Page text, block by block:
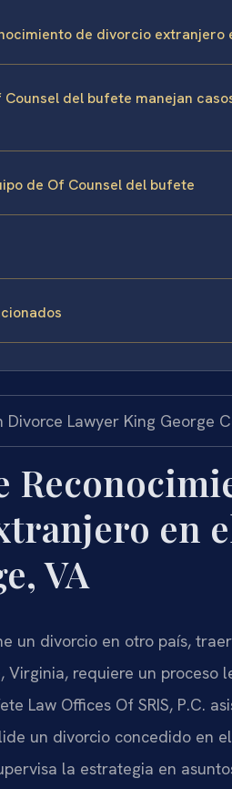
de divorcio extranjero
Counsel del bufete manejan
de Of Counsel del bufete
en
VA
un divorcio en otro país,
Virginia, requiere un proceso
Law Offices Of SRIS, P.C.
un divorcio concedido en
la estrategia en